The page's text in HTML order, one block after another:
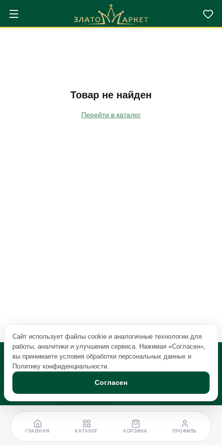
Товар не найден
Перейти в каталог
ГЛАВНАЯ КАТАЛОГ КОРЗИНА ПРОФИЛЬ
Сайт использует файлы cookie и аналогичные технологии для
работы, аналитики и улучшения сервиса. Нажимая «Согласен»,
вы принимаете условия обработки персональных данных и
Политику конфиденциальности.
Согласен